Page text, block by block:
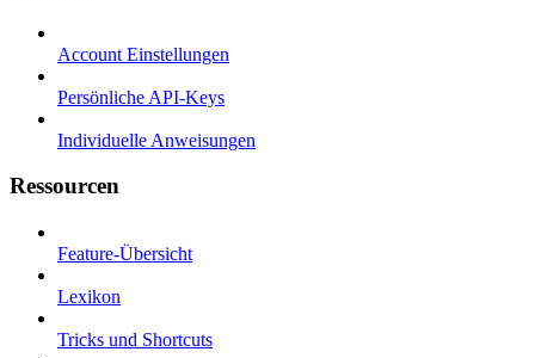
Account Einstellungen
Persönliche API-Keys
Individuelle Anweisungen
Ressourcen
Feature-Übersicht
Lexikon
Tricks und Shortcuts